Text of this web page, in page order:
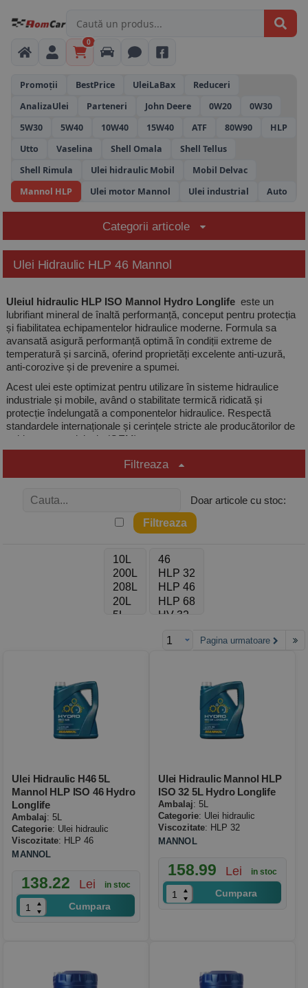
0
Promoții BestPrice UleiLaBax
Reduceri
AnalizaUlei
Parteneri John Deere 0W20
0W30
5W30
5W40 10W40 15W40 ATF 80W90
HLP
Utto
Vaselina Shell Omala
Shell Tellus
Shell Rimula
Ulei hidraulic Mobil
Mobil Delvac
Mannol HLP
Ulei motor Mannol Ulei industrial Auto
Categorii articole
Ulei Hidraulic HLP 46 Mannol
Uleiul hidraulic HLP ISO Mannol Hydro Longlife este un
lubrifiant mineral de înaltă performanță, conceput pentru protecția
și fiabilitatea echipamentelor hidraulice moderne. Formula sa
avansată asigură performanță optimă în condiții extreme de
temperatură și sarcină, oferind proprietăți excelente anti-uzură,
anti-corozive și de prevenire a spumei.
Acest ulei este optimizat pentru utilizare în sisteme hidraulice
industriale și mobile, având o stabilitate termică ridicată și
protecție îndelungată a componentelor hidraulice. Respectă
standardele internaționale și cerințele stricte ale producătorilor de
echipamente originale (OEM).
Hidraulic de putere extrema presiune pentru sistemele hidraulice
Sisteme hidraulice industriale (mașini de turnare, prese,
roboți industriali, echipamente CNC).
buldozere, macarale).
Vehicule municipale și echipamente forestiere.
Instalații hidraulice operate în condiții de temperaturi
Filtreaza
Doar articole cu stoc:
Pagina urmatoare
Ulei Hidraulic H46 5L
Mannol HLP ISO 46 Hydro
Longlife
Ambalaj: 5L
Categorie: Ulei hidraulic
Viscozitate: HLP 46
MANNOL
138.22 Lei in stoc
Cumpara
Ulei Hidraulic Mannol HLP
ISO 32 5L Hydro Longlife
Ambalaj: 5L
Categorie: Ulei hidraulic
Viscozitate: HLP 32
MANNOL
158.99 Lei in stoc
Cumpara